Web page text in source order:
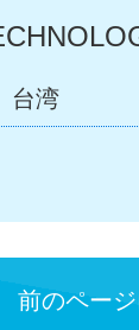
台湾
前のペー